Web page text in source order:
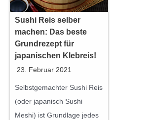
Sushi Reis selber
machen: Das beste
Grundrezept für
japanischen Klebreis!
23. Februar 2021
Selbstgemachter Sushi Reis
(oder japanisch Sushi
Meshi) ist Grundlage jedes